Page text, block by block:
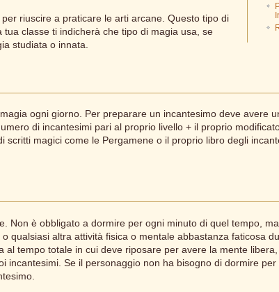
riuscire a praticare le arti arcane. Questo tipo di
classe ti indicherà che tipo di magia usa, se
studiata o innata.
ogni giorno. Per preparare un incantesimo deve avere
di incantesimi pari al proprio livello + il proprio
magici come le Pergamene o il proprio libro degli
Non è obbligato a dormire per ogni minuto di quel tempo,
qualsiasi altra attività fisica o mentale abbastanza faticosa
tempo totale in cui deve riposare per avere la mente
Se il personaggio non ha bisogno di dormire per